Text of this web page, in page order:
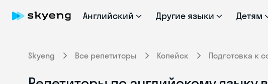
Английский Другие языки Детям
Skyeng Все репетиторы Копейск Подготовка к